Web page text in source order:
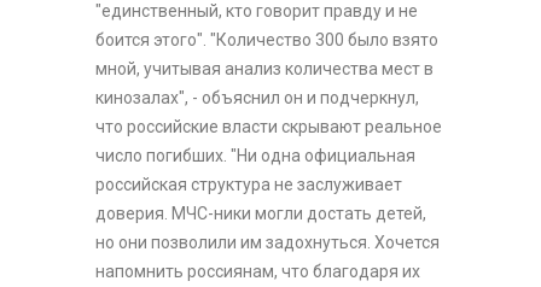
"единственный, кто говорит правду и не
боится этого". "Количество 300 было взято
мной, учитывая анализ количества мест в
кинозалах", - объяснил он и подчеркнул,
что российские власти скрывают реальное
число погибших. "Ни одна официальная
российская структура не заслуживает
доверия. МЧС-ники могли достать детей,
но они позволили им задохнуться. Хочется
напомнить россиянам, что благодаря их